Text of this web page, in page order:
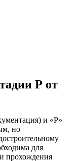
Р от
и «Р»
но
для
прохождения